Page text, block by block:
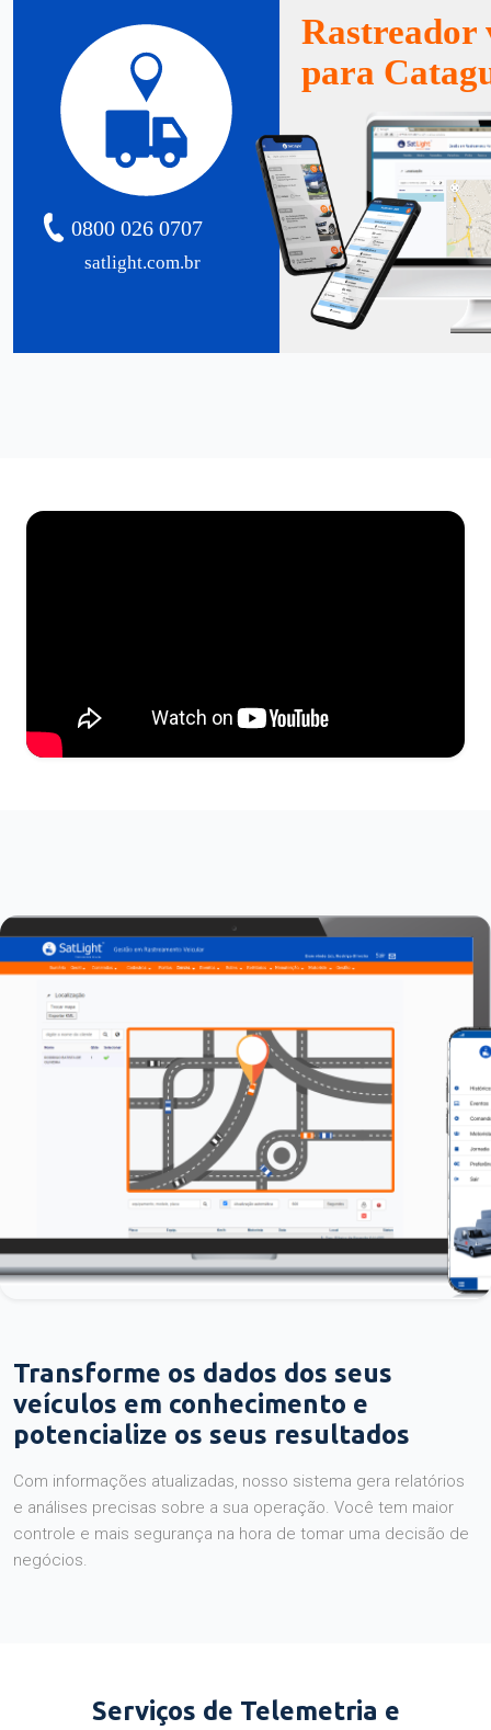
satlight.com.br
0800 026 0707
Rastreador
para
Transforme os dados dos seus
veículos em conhecimento e
potencialize os seus resultados
Com informações atualizadas, nosso sistema gera relatórios
e análises precisas sobre a sua operação. Você tem maior
controle e mais segurança na hora de tomar uma decisão de
negócios.
Serviços de Telemetria e